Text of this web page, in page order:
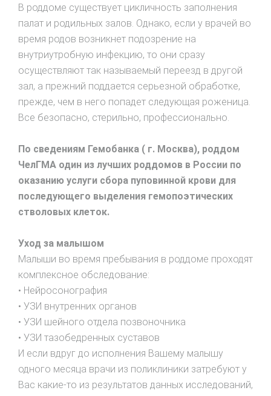
В роддоме существует цикличность заполнения
палат и родильных залов. Однако, если у врачей во
время родов возникнет подозрение на
внутриутробную инфекцию, то они сразу
осуществляют так называемый переезд в другой
зал, а прежний поддается серьезной обработке,
прежде, чем в него попадет следующая роженица.
Все безопасно, стерильно, профессионально.
По сведениям Гемобанка ( г. Москва), роддом
ЧелГМА один из лучших роддомов в России по
оказанию услуги сбора пуповинной крови для
последующего выделения гемопоэтических
стволовых клеток.
Уход за малышом
Малыши во время пребывания в роддоме проходят
комплексное обследование:
• Нейросонография
• УЗИ внутренних органов
• УЗИ шейного отдела позвоночника
• УЗИ тазобедренных суставов
И если вдруг до исполнения Вашему малышу
одного месяца врачи из поликлиники затребуют у
Вас какие-то из результатов данных исследований,